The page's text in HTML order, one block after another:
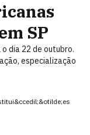
SP
dia 22 de outubro.
especialização